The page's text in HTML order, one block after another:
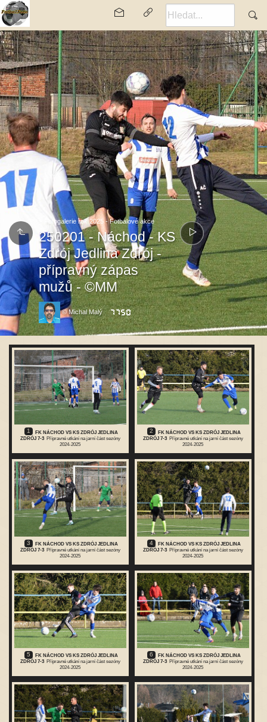
Fotogalerie rok 2025 - Fotbalové akce
250201 - Náchod - KS
Zdrój Jedlina Zdrój -
přípravný zápas
mužů - ©MM
© Michal Malý
1
FK NÁCHOD VS KS ZDRÓJ JEDLINA
ZDRÓJ 7-3 Přípravné utkání na jarní část sezóny
2024-2025
2
FK NÁCHOD VS KS ZDRÓJ JEDLINA
ZDRÓJ 7-3 Přípravné utkání na jarní část sezóny
2024-2025
3
FK NÁCHOD VS KS ZDRÓJ JEDLINA
ZDRÓJ 7-3 Přípravné utkání na jarní část sezóny
2024-2025
4
FK NÁCHOD VS KS ZDRÓJ JEDLINA
ZDRÓJ 7-3 Přípravné utkání na jarní část sezóny
2024-2025
5
FK NÁCHOD VS KS ZDRÓJ JEDLINA
ZDRÓJ 7-3 Přípravné utkání na jarní část sezóny
2024-2025
6
FK NÁCHOD VS KS ZDRÓJ JEDLINA
ZDRÓJ 7-3 Přípravné utkání na jarní část sezóny
2024-2025